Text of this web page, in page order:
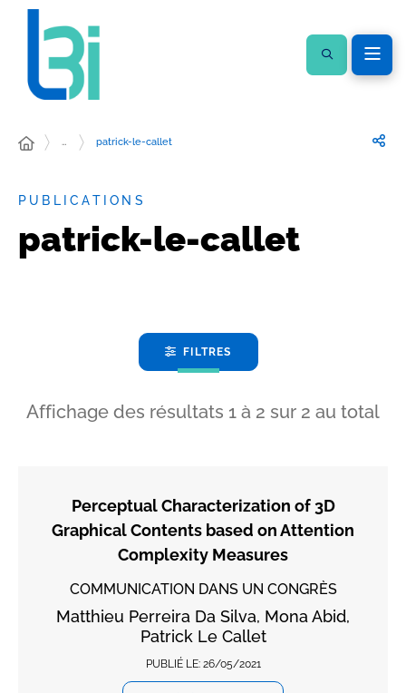
… patrick-le-callet
PUBLICATIONS
patrick-le-callet
FILTRES
Affichage des résultats 1 à 2 sur 2 au total
Perceptual Characterization of 3D
Graphical Contents based on Attention
Complexity Measures
COMMUNICATION DANS UN CONGRÈS
Matthieu Perreira Da Silva, Mona Abid,
Patrick Le Callet
PUBLIÉ LE: 26/05/2021